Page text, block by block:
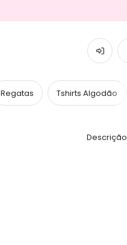
Regatas Tshirts Algodão
Descrição